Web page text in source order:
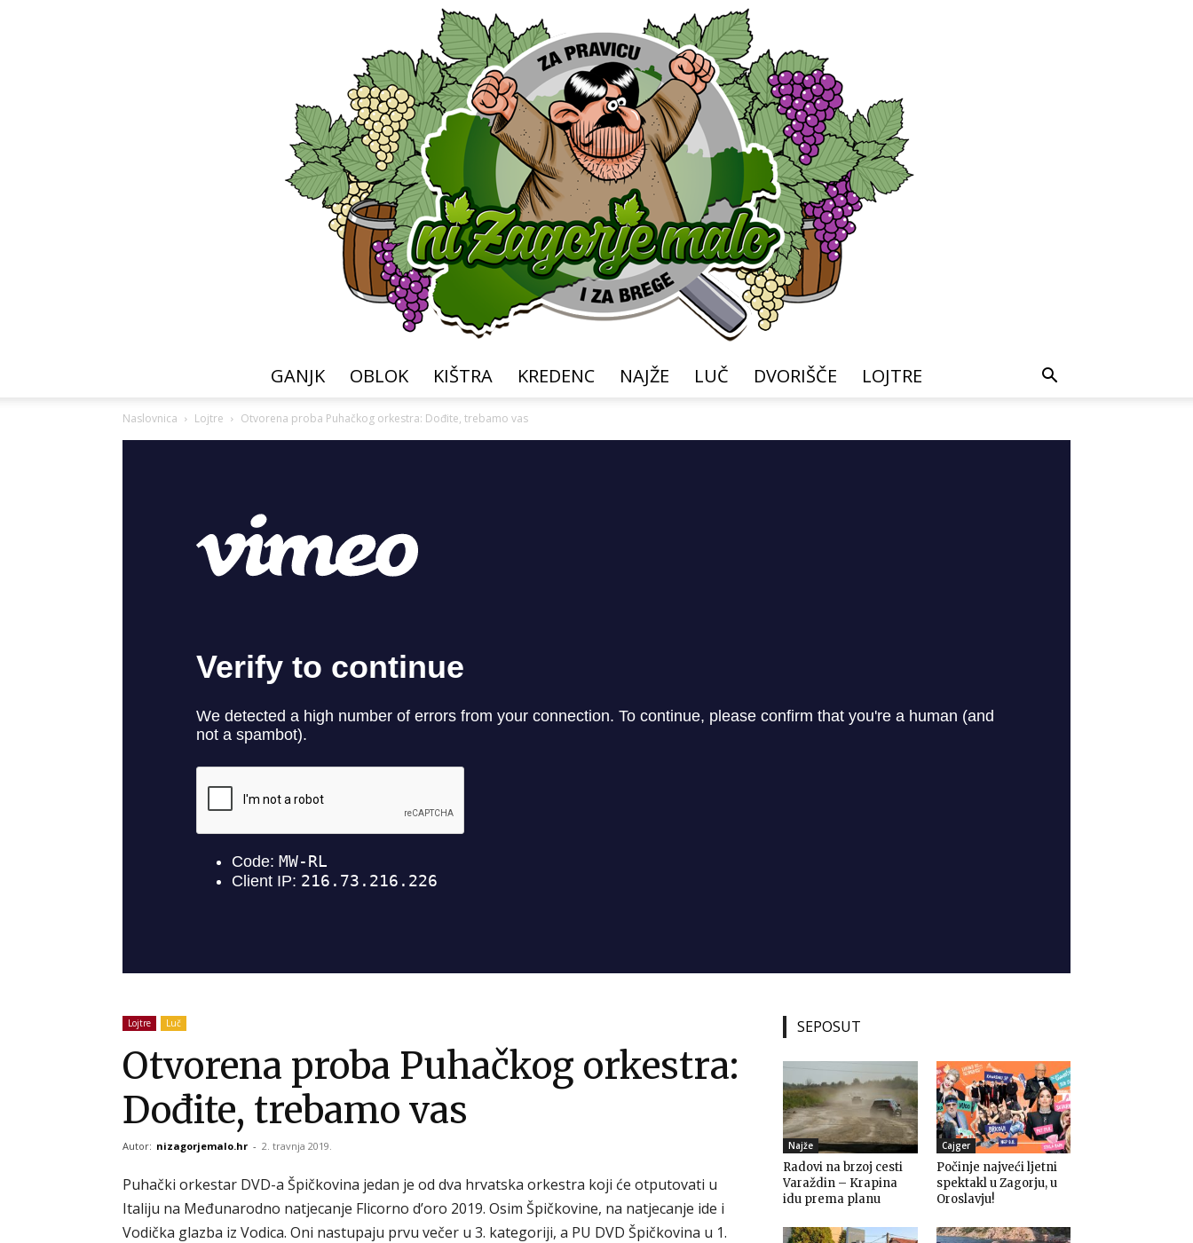
GANJK OBLOK KIŠTRA KREDENC NAJŽE LUČ DVORIŠČE LOJTRE
Naslovnica Lojtre Otvorena proba Puhačkog orkestra: Dođite, trebamo vas
Lojtre Luč
Otvorena proba Puhačkog orkestra:
Dođite, trebamo vas
Autor: nizagorjemalo.hr - 2. travnja 2019.
Puhački orkestar DVD-a Špičkovina jedan je od dva hrvatska orkestra koji će otputovati u
Italiju na Međunarodno natjecanje Flicorno d’oro 2019. Osim Špičkovine, na natjecanje ide i
Vodička glazba iz Vodica. Oni nastupaju prvu večer u 3. kategoriji, a PU DVD Špičkovina u 1.
SEPOSUT
Najže
Radovi na brzoj cesti
Varaždin – Krapina
idu prema planu
Cajger
Počinje najveći ljetni
spektakl u Zagorju, u
Oroslavju!